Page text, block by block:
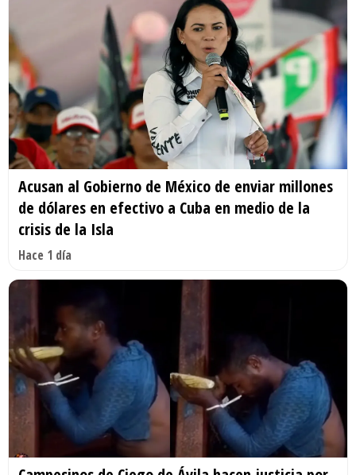
Acusan al Gobierno de México de enviar millones
de dólares en efectivo a Cuba en medio de la
crisis de la Isla
Hace 1 día